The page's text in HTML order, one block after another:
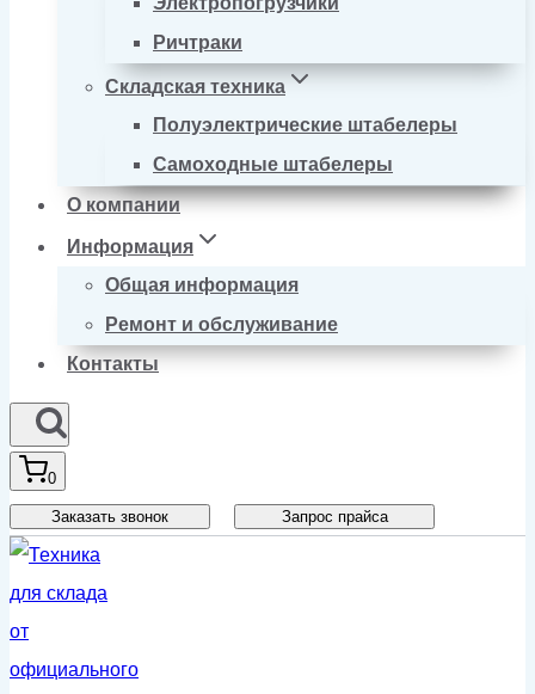
Ричтраки
Складская техника
Полуэлектрические штабелеры
Самоходные штабелеры
О компании
Информация
Общая информация
Ремонт и обслуживание
Контакты
0
Заказать звонок Запрос прайса